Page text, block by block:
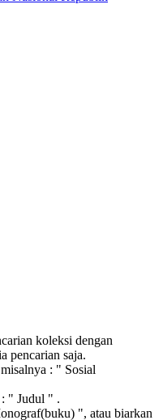
koleksi dengan
pencarian saja.
: " Sosial
" Judul " .
", atau biarkan